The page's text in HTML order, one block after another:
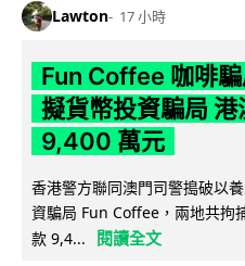
Lawton 17 小時
Fun Coffee 咖啡
擬貨幣投資騙局
9,400 萬元
香港警方聯同澳門司警搗破以
資騙局 Fun Coffee，兩地共拘
款 9,4...
閱讀全文